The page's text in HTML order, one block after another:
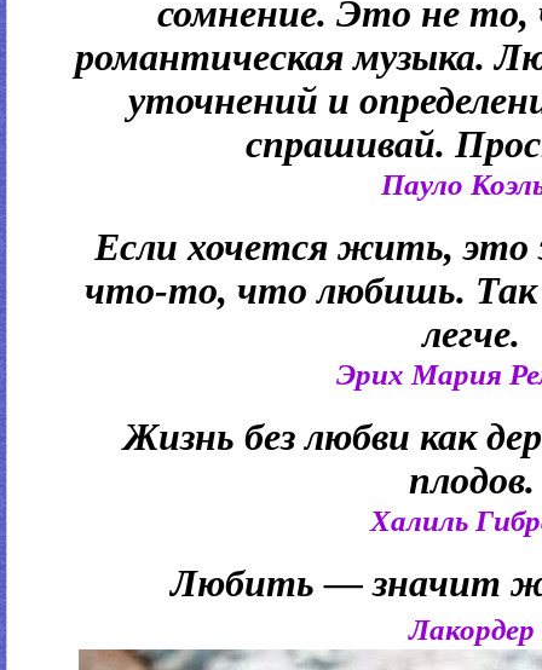
сомнение. Это не то,
романтическая музыка.
уточнений и
спрашивай.
Пауло
Если хочется жить, это
что-то, что любишь. Так
легче.
Эрих Мария
Жизнь без любви как
плодов.
Халиль
Любить — значит
Лакордер